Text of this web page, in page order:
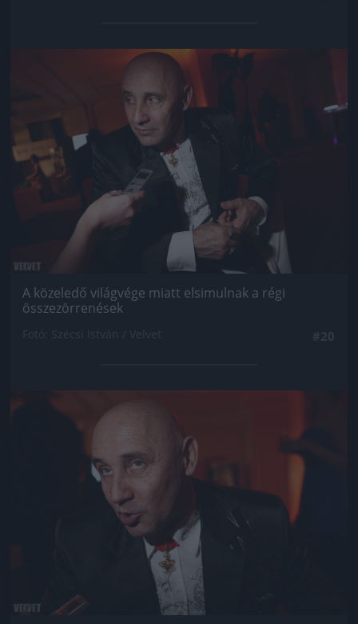
Jön még kép!
A közeledő világvége miatt elsimulnak a régi
összezörrenések
Jön még kép!